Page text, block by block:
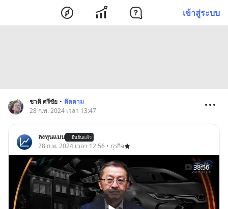
เข้าสู่ระบบ
ชาติ ศรีชัย • ติดตาม
28 ก.พ. 2024 เวลา 13:47
ลงทุนแมน ยืนยันแล้ว
28 ก.พ. 2024 เวลา 12:56 • ธุรกิจ
38:56